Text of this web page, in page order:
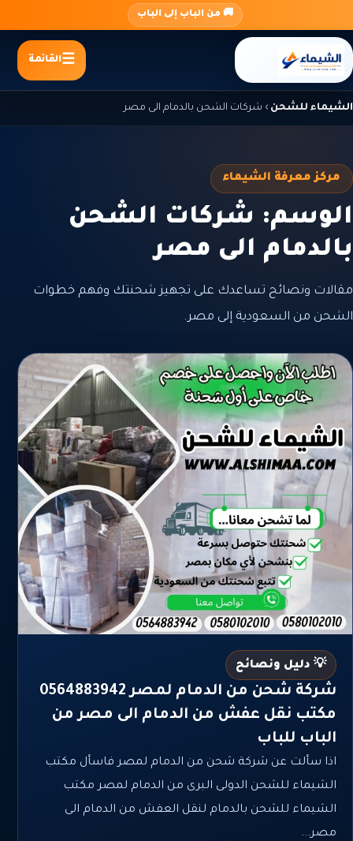
المحتوى
🚚 من الباب إلى الباب
القائمة
الشيماء للشحن › شركات الشحن بالدمام الى مصر
مركز معرفة الشيماء
الوسم: شركات الشحن
بالدمام الى مصر
مقالات ونصائح تساعدك على تجهيز شحنتك وفهم خطوات
الشحن من السعودية إلى مصر.
💡 دليل ونصائح
شركة شحن من الدمام لمصر 0564883942
مكتب نقل عفش من الدمام الى مصر من
الباب للباب
اذا سألت عن شركة شحن من الدمام لمصر فاسأل مكتب
الشيماء للشحن الدولى البرى من الدمام لمصر مكتب
الشيماء للشحن بالدمام لنقل العفش من الدمام الى
مصر...